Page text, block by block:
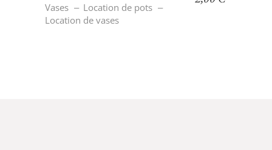
Vases
Location de pots
Location de vases